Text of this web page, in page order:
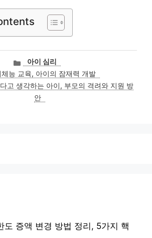
카
테
고
리
아이 심리
체능 교육, 아이의 잠재력 개발
고 생각하는 아이, 부모의 격려와 지원 방
안
도 증액 변경 방법 정리, 5가지 핵